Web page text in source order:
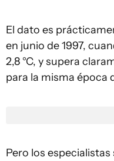
El dato es
en junio de 1997,
2,8 °C, y supera
para la misma época
Pero los